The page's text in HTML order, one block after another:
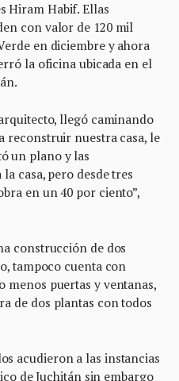
Hiram Habif. Ellas
con valor de 120 mil
en diciembre y ahora
la oficina ubicada en el
llegó caminando
reconstruir nuestra casa, le
un plano y las
casa, pero desde tres
en un 40 por ciento”,
construcción de dos
tampoco cuenta con
menos puertas y ventanas,
de dos plantas con todos
acudieron a las instancias
de Juchitán sin embargo